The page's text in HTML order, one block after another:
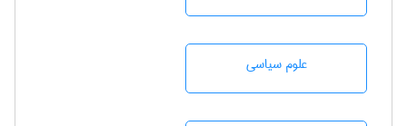
علوم سياسی